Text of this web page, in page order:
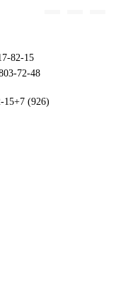
82-15
72-48
15+7 (926)